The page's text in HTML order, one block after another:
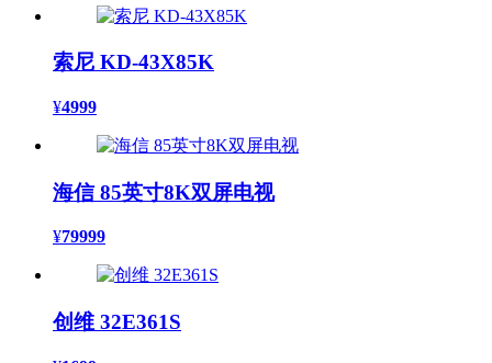
索尼 KD-43X85K
¥4999
海信 85英寸8K双屏电视
¥79999
创维 32E361S